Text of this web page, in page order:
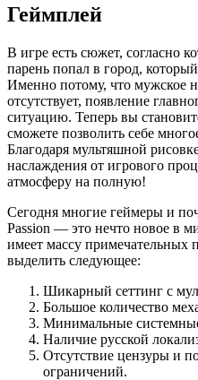
Геймплей
В игре есть сюжет, согласно
парень попал в город,
Именно потому, что мужское
отсутствует, появление
ситуацию. Теперь вы
сможете позволить себе
Благодаря мультяшной
наслаждения от игрового
атмосферу на полную!
Сегодня многие геймеры и
Passion — это нечто новое в
имеет массу
выделить следующее:
Шикарный сеттинг с
Большое количество
Минимальные
Наличие русской
Отсутствие цензуры и
ограничений.